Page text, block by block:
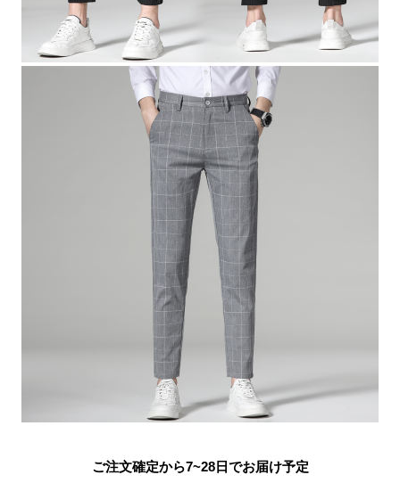
ご注文確定から7~28日でお届け予定